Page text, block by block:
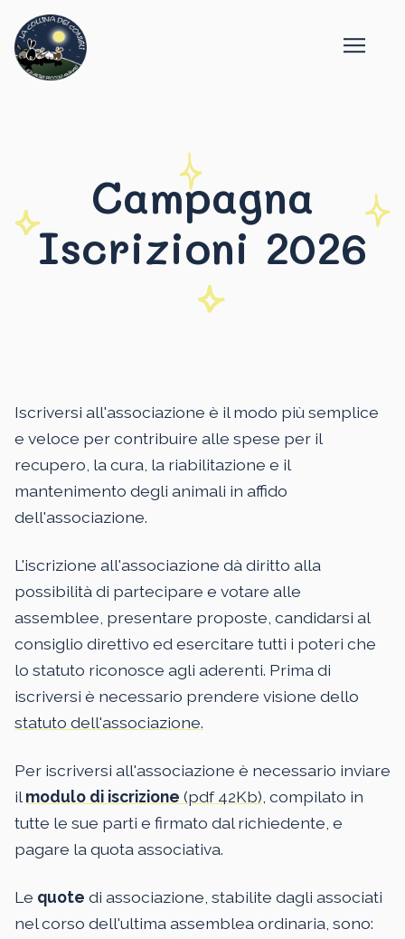
Campagna
Iscrizioni 2026
Iscriversi all'associazione è il modo più semplice
e veloce per contribuire alle spese per il
recupero, la cura, la riabilitazione e il
mantenimento degli animali in affido
dell'associazione.
L'iscrizione all'associazione dà diritto alla
possibilità di partecipare e votare alle
assemblee, presentare proposte, candidarsi al
consiglio direttivo ed esercitare tutti i poteri che
lo statuto riconosce agli aderenti. Prima di
iscriversi è necessario prendere visione dello
statuto dell'associazione.
Per iscriversi all'associazione è necessario inviare
il modulo di iscrizione (pdf 42Kb) , compilato in
tutte le sue parti e firmato dal richiedente, e
pagare la quota associativa.
Le quote di associazione, stabilite dagli associati
nel corso dell'ultima assemblea ordinaria, sono: